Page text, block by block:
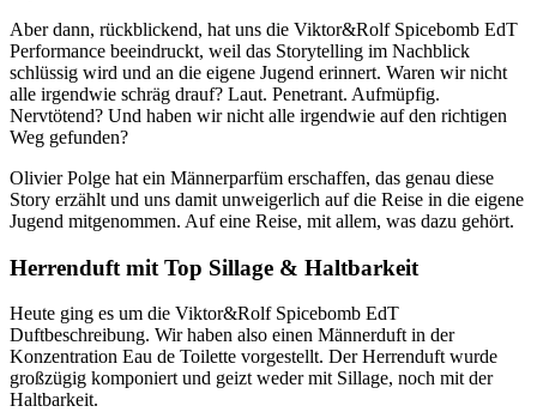
Aber dann, rückblickend, hat uns die Viktor&Rolf Spicebomb EdT
Performance beeindruckt, weil das Storytelling im Nachblick
schlüssig wird und an die eigene Jugend erinnert. Waren wir nicht
alle irgendwie schräg drauf? Laut. Penetrant. Aufmüpfig.
Nervtötend? Und haben wir nicht alle irgendwie auf den richtigen
Weg gefunden?
Olivier Polge hat ein Männerparfüm erschaffen, das genau diese
Story erzählt und uns damit unweigerlich auf die Reise in die eigene
Jugend mitgenommen. Auf eine Reise, mit allem, was dazu gehört.
Herrenduft mit Top Sillage & Haltbarkeit
Heute ging es um die Viktor&Rolf Spicebomb EdT
Duftbeschreibung. Wir haben also einen Männerduft in der
Konzentration Eau de Toilette vorgestellt. Der Herrenduft wurde
großzügig komponiert und geizt weder mit Sillage, noch mit der
Haltbarkeit.